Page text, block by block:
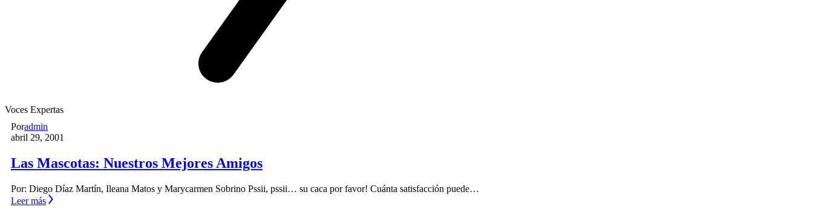
Voces Expertas
Poradmin
abril 29, 2001
Las Mascotas: Nuestros Mejores Amigos
Por: Diego Díaz Martín, Ileana Matos y Marycarmen Sobrino Pssii, pssii… su caca por favor! Cuánta satisfacción puede…
Leer más